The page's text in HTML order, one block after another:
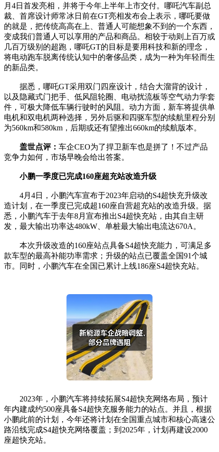
月4日首发亮相，并将于今年上半年上市交付。哪吒汽车副总
裁、首席设计师常冰日前在GT亮相发布会上表示，哪吒要做
的就是，把传统高高在上、普通人可能想象不到的一个东西，
变成我们普通人可以享用的产品和商品。相较于动则上百万或
几百万级别的超跑，哪吒GT的目标是要用科技和新的理念，
将电动跑车脱离传统认知中的奢侈品类，成为一种为年轻而生
的新品类。
据悉，哪吒GT采用双门四座设计，结合大溜背的设计，
以及隐藏式门把手、低风阻轮圈、电动扰流板等空气动力学套
件，可极大降低车辆行驶时的风阻。动力方面，新车将提供单
电机和双电机两种选择，另外后驱和四驱车型的续航里程分别
为560km和580km，后期或还有望推出660km的续航版本。
盖世点评： 车企CEO为了捍卫新车也是拼了！不过产品
竞争力如何，市场早晚会给出答案。
小鹏一季度已完成160座超充站改造升级
4月4日，小鹏汽车宣布于2023年启动的S4超快充升级改
造计划，在一季度已完成超160座自营超充站的改造升级。据
悉，小鹏汽车于去年8月宣布推出S4超快充站，由其自主研
发，最大输出功率达480kW、单桩最大输出电流达670A。
本次升级改造的160座站点具备S4超快充能力，可满足多
款车型的最高补能功率需求；升级的站点已覆盖全国91个城
市。同时，小鹏汽车在全国已累计上线186座S4超快充站。
2023年，小鹏汽车将持续拓展S4超快充网络布局，预计
年内建成约500座具备S4超快充服务能力的站点。并且，根据
小鹏此前的计划，今年还将计划在全国重点城市和核心高速公
路沿线完成S4超快充网络覆盖；到2025年，计划再建设2000
座超快充站。